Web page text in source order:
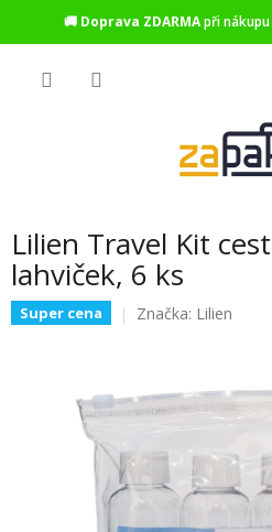
🚚 Doprava ZDARMApři nákupu
Lilien Travel Kit
lahviček, 6 ks
Super cena Značka: Lilien